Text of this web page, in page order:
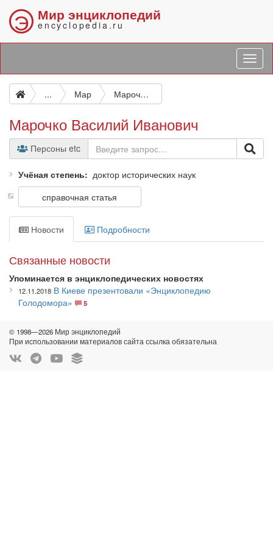
Э Мир энциклопедий
encyclopedia.ru
... Мар Марочко Василий Иванович
Марочко Василий Иванович
Персоны etc
Учёная степень
доктор исторических наук
справочная статья
Новости Подробности
Связанные новости
Упоминается в энциклопедических новостях
12.11.2018 В Киеве презентовали «Энциклопедию
Голодомора»
5
© 1998—2026 Мир энциклопедий
При использовании материалов сайта ссылка обязательна